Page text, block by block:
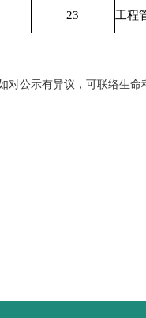
23 工程
公示有异议，可联络生命